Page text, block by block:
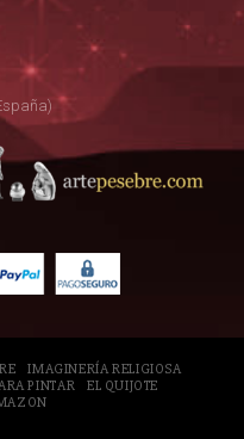
IMAGINERÍA RELIGIOSA
PINTAR
EL QUIJOTE